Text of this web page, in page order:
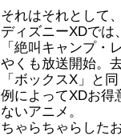
それはそれとして
ディズニーXDでは
「絶叫キャンプ
やくも放送開始。
「ボックスX」と
例によってXDお得
ないアニメ。
ちゃらちゃらした